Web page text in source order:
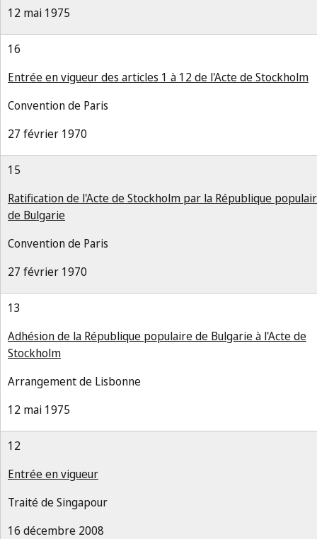
12 mai 1975
16
Entrée en vigueur des articles 1 à 12 de l'Acte de Stockholm
Convention de Paris
27 février 1970
15
Ratification de l'Acte de Stockholm par la République
de Bulgarie
Convention de Paris
27 février 1970
13
Adhésion de la République populaire de Bulgarie à l'Acte de
Stockholm
Arrangement de Lisbonne
12 mai 1975
12
Entrée en vigueur
Traité de Singapour
16 décembre 2008